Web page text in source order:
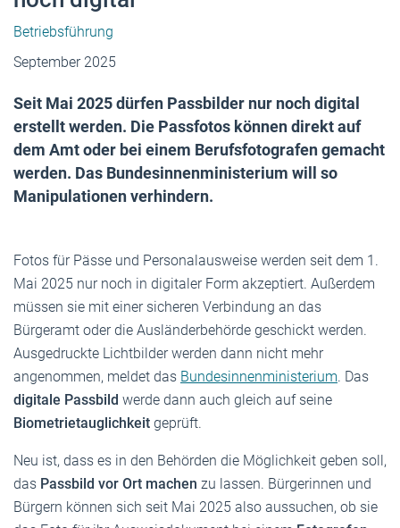
Betriebsführung
September 2025
Seit Mai 2025 dürfen Passbilder nur noch digital
erstellt werden. Die Passfotos können direkt auf
dem Amt oder bei einem Berufsfotografen gemacht
werden. Das Bundesinnenministerium will so
Manipulationen verhindern.
Fotos für Pässe und Personalausweise werden seit dem 1.
Mai 2025 nur noch in digitaler Form akzeptiert. Außerdem
müssen sie mit einer sicheren Verbindung an das
Bürgeramt oder die Ausländerbehörde geschickt werden.
Ausgedruckte Lichtbilder werden dann nicht mehr
angenommen, meldet das Bundesinnenministerium. Das
digitale Passbild werde dann auch gleich auf seine
Biometrietauglichkeit geprüft.
Neu ist, dass es in den Behörden die Möglichkeit geben soll,
das Passbild vor Ort machen zu lassen. Bürgerinnen und
Bürgern können sich seit Mai 2025 also aussuchen, ob sie